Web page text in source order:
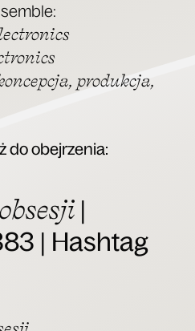
pro­duk­cja,
do obejrzenia:
|
| Hashtag